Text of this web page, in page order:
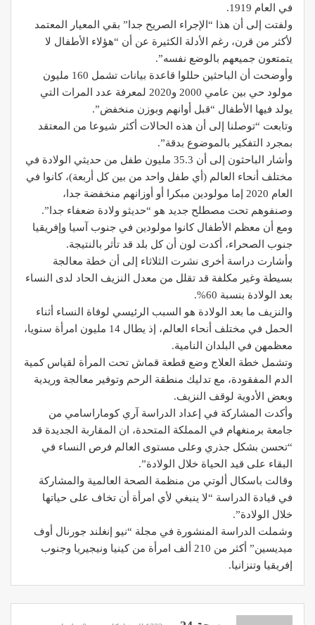
في العام 1919.
ولفتت إلى أن هذا “الإجراء الصريح جدا” بقي المعيار المعتمد
لأكثر من قرن، رغم الأدلة الكثيرة عن أن “هؤلاء الأطفال لا
يتمتعون جميعهم بالوضع نفسه”.
وأوضحت أن الباحثين حللوا قاعدة بيانات تشمل 160 مليون
مولود حي بين عامي 2000 و2020 لمعرفة عدد المرات التي
يولد فيها الأطفال “قبل أوانهم وبوزن منخفض”.
وتابعت “توصلنا إلى أن هذه الحالات أكثر شيوعا من المعتقد
بمجرد التفكير بالموضوع بدقة”.
وأشار الباحثون إلى أن 35.3 مليون طفل من حديثي الولادة في
مختلف أنحاء العالم (أي طفل واحد من بين كل أربعة)، كانوا في
العام 2020 إما مولودين مبكرا أو أوزانهم منخفضة جدا،
وصنفوهم تحت مصطلح جديد هو “حديثو ولادة ضعفاء جدا”.
ومع أن معظم الأطفال كانوا مولودين في جنوب آسيا وإفريقيا
جنوب الصحراء، أكدت لون أن كل بلد قد تأثر بالنتيجة.
وأشارت دراسة أخرى نشرت الثلاثاء إلى أن خطة معالجة
بسيطة وغير مكلفة قد تقلل من معدل النزيف الحاد لدى النساء
بعد الولادة بنسبة 60%.
والنزيف ما بعد الولادة هو السبب الرئيسي لوفاة النساء أثناء
الحمل في مختلف أنحاء العالم، إذ يطال 14 مليون امرأة سنويا،
معظمهن في البلدان النامية.
وتشمل خطة العلاج وضع قطعة قماش تحت المرأة لقياس كمية
الدم المفقودة، مع تدليك منطقة الرحم وتوفير معالجة وريدية
وبعض الأدوية لوقف النزيف.
وأكدت المشاركة في إعداد الدراسة آري كوماراسامي من
جامعة برمنغهام في المملكة المتحدة، ان المقاربة الجديدة قد
“تحسن بشكل جذري وعلى مستوى العالم فرص النساء في
البقاء على قيد الحياة خلال الولادة”.
وقالت باسكال ألوتي من منظمة الصحة العالمية والمشاركة
في قيادة الدراسة “لا ينبغي لأي امرأة أن تخاف على حياتها
خلال الولادة”.
وشملت الدراسة المنشورة في مجلة “نيو إنغلند جورنال أوف
ميديسين” أكثر من 210 ألف امرأة من كينيا ونيجيريا وجنوب
إفريقيا وتنزانيا.